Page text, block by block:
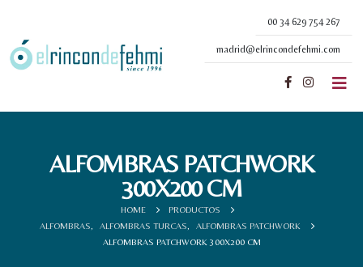
00 34 629 754 267
madrid@elrincondefehmi.com
ALFOMBRAS PATCHWORK
300X200 CM
HOME
PRODUCTOS
ALFOMBRAS
ALFOMBRAS TURCAS
ALFOMBRAS PATCHWORK
ALFOMBRAS PATCHWORK 300X200 CM